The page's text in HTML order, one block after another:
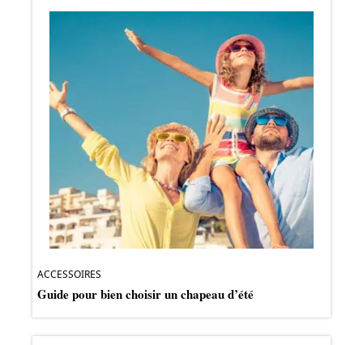
ACCESSOIRES
Guide pour bien choisir un chapeau d’été